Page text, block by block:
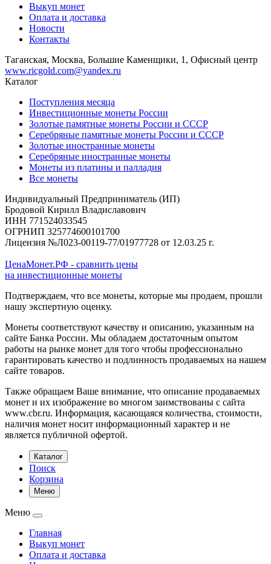
Выкуп монет
Оплата и доставка
Новости
Контакты
Таганская, Москва, Большие Каменщики, 1, Офисный центр
www.ricgold.com@yandex.ru
Каталог
Поступления месяца
Инвестиционные монеты России
Золотые памятные монеты России и СССР
Серебряные памятные монеты России и СССР
Золотые иностранные монеты
Серебряные иностранные монеты
Монеты из платины и палладия
Все монеты
Индивидуальный Предприниматель (ИП)
Бродовой Кирилл Владиславович
ИНН 771524033545
ОГРНИП 325774600101700
Лицензия №Л023-00119-77/01977728 от 12.03.25 г.
ЦенаМонет.РФ - сравнить цены
на инвестиционные монеты
Подтверждаем, что все монеты, которые мы продаем, прошли
нашу экспертную оценку.
Монеты соответствуют качеству и описанию, указанным на
сайте Банка России. Мы обладаем достаточным опытом
работы на рынке монет для того чтобы профессионально
гарантировать качество и подлинность продаваемых на нашем
сайте товаров.
Также обращаем Ваше внимание, что описание продаваемых
монет и их изображение во многом заимствованы с сайта
www.cbr.ru. Информация, касающаяся количества, стоимости,
наличия монет носит информационный характер и не
является публичной офертой.
Каталог
Поиск
Корзина
Меню
Меню
Главная
Выкуп монет
Оплата и доставка